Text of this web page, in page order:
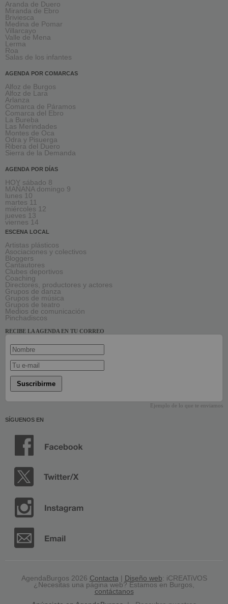
Aranda de Duero
Miranda de Ebro
Briviesca
Medina de Pomar
Villarcayo
Valle de Mena
Lerma
Roa
Salas de los infantes
AGENDA POR COMARCAS
Alfoz de Burgos
Alfoz de Lara
Arlanza
Comarca de Páramos
Comarca del Ebro
La Bureba
Las Merindades
Montes de Oca
Odra y Pisuerga
Ribera del Duero
Sierra de la Demanda
AGENDA POR DÍAS
HOY sábado 8
MAÑANA domingo 9
lunes 10
martes 11
miércoles 12
jueves 13
viernes 14
ESCENA LOCAL
Artistas plásticos
Asociaciones y colectivos
Bloggers
Cantautores
Clubes deportivos
Coaching
Directores, productores y actores
Grupos de danza
Grupos de música
Grupos de teatro
Medios de comunicación
Pinchadiscos
RECIBE LA AGENDA EN TU CORREO
Suscribirme
Ejemplo de lo que te enviamos
SÍGUENOS EN
AgendaBurgos 2026 Contacta| Diseño web: iCREATiVOS
¿Necesitas una página web? Estamos en Burgos,
contáctanos